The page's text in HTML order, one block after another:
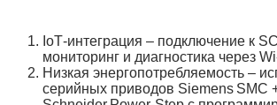
IoT‑интеграция – подключение к
мониторинг и диагностика через
Низкая энергопотребляемость –
серийных приводов Siemens SMC